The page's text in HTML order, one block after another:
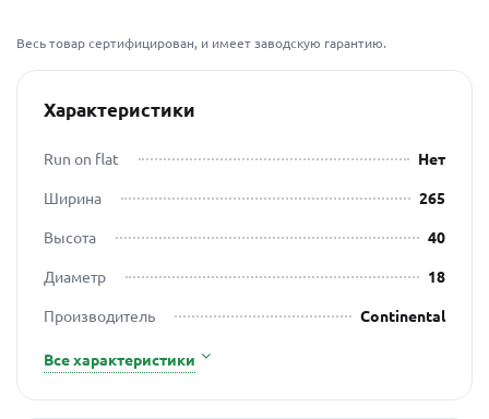
Весь товар сертифицирован, и имеет заводскую гарантию.
Характеристики
Run on flat
Нет
Ширина
265
Высота
40
Диаметр
18
Производитель
Continental
Все характеристики